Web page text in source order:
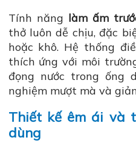
Tính năng làm ấm
thở luôn dễ chịu, đặc
hoặc khô. Hệ thống
thích ứng với môi
đọng nước trong ống
nghiệm mượt mà và
Thiết kế êm ái và
dùng